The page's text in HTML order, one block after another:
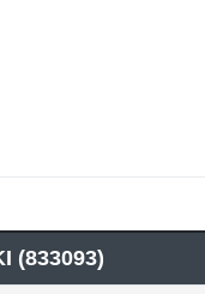
(833093)